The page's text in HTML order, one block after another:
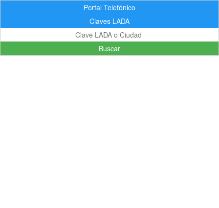
Portal Telefónico
Claves LADA
Buscar